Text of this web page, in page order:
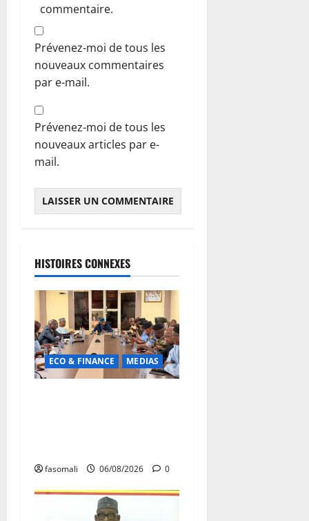
commentaire.
Prévenez-moi de tous les
nouveaux commentaires
par e-mail.
Prévenez-moi de tous les
nouveaux articles par e-
mail.
HISTOIRES CONNEXES
ECO & FINANCE MEDIAS
fasomali 06/08/2026 0